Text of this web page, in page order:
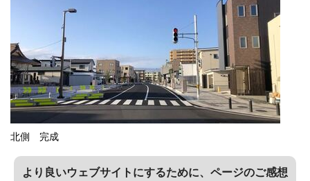
北側 完成
より良いウェブサイトにするために、ページのご感想